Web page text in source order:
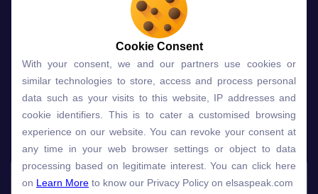
và tiến bộ nhanh chóng.
Lựa chọn gói học ELSA dành
cho bạn
Gói học Free Premium
Speech Analyzer
Cookie Consent
With your consent, we and our partners use cookies or
similar technologies to store, access and process personal
data such as your visits to this website, IP addresses and
cookie identifiers. This is to cater a customised browsing
experience on our website. You can revoke your consent at
any time in your web browser settings or object to data
processing based on legitimate interest. You can click here
on Learn More to know our Privacy Policy on elsaspeak.com
Cookie Consent
With your consent, we and our partners use cookies or
similar technologies to store, access and process personal
data such as your visits to this website, IP addresses and
cookie identifiers. This is to cater a customised browsing
experience on our website. You can revoke your consent at
any time in your web browser settings or object to data
processing based on legitimate interest. You can click here
on Learn More to know our Privacy Policy on elsaspeak.com